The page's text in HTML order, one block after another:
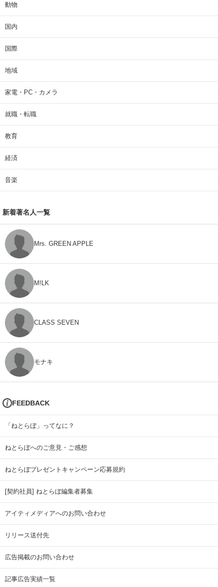
動物
国内
国際
地域
家電・PC・カメラ
就職・転職
教育
経済
音楽
新着著名人一覧
Mrs. GREEN APPLE
M!LK
CLASS SEVEN
モナキ
FEEDBACK
「ねとらぼ」ってなに？
ねとらぼへのご意見・ご感想
ねとらぼプレゼントキャンペーン応募規約
[契約社員] ねとらぼ編集者募集
アイティメディアへのお問い合わせ
リリース送付先
広告掲載のお問い合わせ
記事広告実績一覧